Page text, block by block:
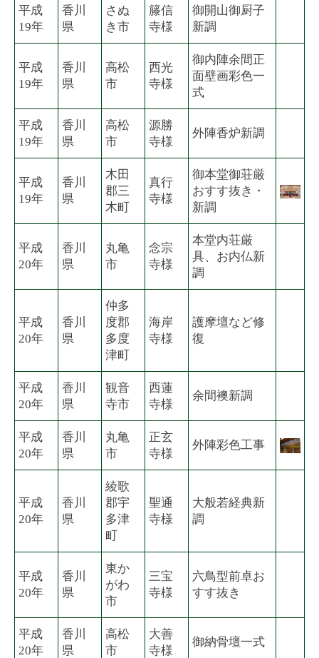
平成
19年
香川
県
さぬ
き市
籐信
寺様
御開山御厨子
新調
平成
19年
香川
県
高松
市
西光
寺様
御内陣余間正
面壁画彩色一
式
平成
19年
香川
県
高松
市
源勝
寺様
外陣香炉新調
平成
19年
香川
県
木田
郡三
木町
真行
寺様
御本堂御荘厳
おすす抜き・
新調
平成
20年
香川
県
丸亀
市
念宗
寺様
本堂内荘厳
具、お内仏新
調
平成
20年
香川
県
仲多
度郡
多度
津町
海岸
寺様
護摩壇など修
復
平成
20年
香川
県
観音
寺市
西蓮
寺様
余間襖新調
平成
20年
香川
県
丸亀
市
正玄
寺様
外陣彩色工事
平成
20年
香川
県
綾歌
郡宇
多津
町
聖通
寺様
大般若経典新
調
平成
20年
香川
県
東か
がわ
市
三宝
寺様
六鳥型前卓お
すす抜き
平成
20年
香川
県
高松
市
大善
寺様
御納骨壇一式